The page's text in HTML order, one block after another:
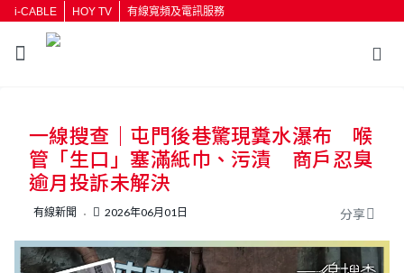
i-CABLE HOY TV 有線寬頻及電訊服務
按輸入鍵開始搜尋
一線搜查｜屯門後巷驚現糞水瀑布 喉
管「生口」塞滿紙巾、污漬 商戶忍臭
逾月投訴未解決
有線新聞 2026年06月01日 分享